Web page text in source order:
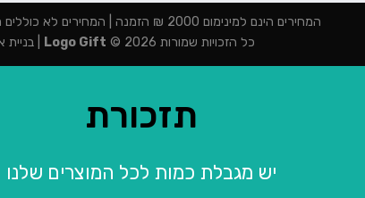
המחירים הינם למינימום 2000 ₪ הזמנה | המחירים לא כוללים מיתוג | המחירים לא כוללים מע"מ
כל הזכויות שמורות 2026 ©
Logo Gift
|בניית
תזכורת
יש מגבלת כמות לכל המוצרים שלנו